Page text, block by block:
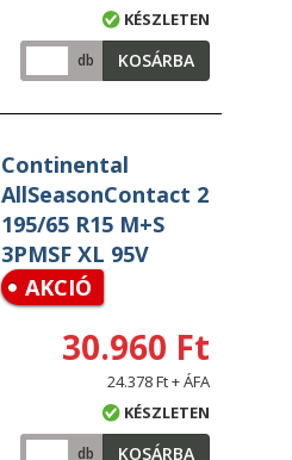
KÉSZLETEN
db KOSÁRBA
Continental
AllSeasonContact 2
195/65 R15 M+S
3PMSF XL 95V
AKCIÓ
30.960 Ft
24.378 Ft + ÁFA
KÉSZLETEN
db KOSÁRBA